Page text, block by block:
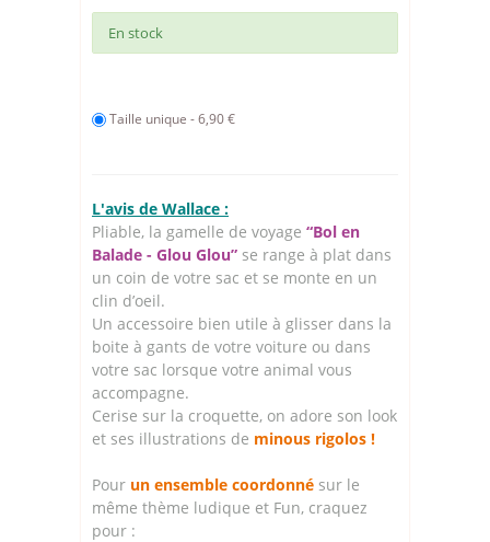
En stock
Taille unique - 6,90 €
L'avis de Wallace :
Pliable, la gamelle de voyage “Bol en
Balade - Glou Glou” se range à plat dans
un coin de votre sac et se monte en un
clin d’oeil.
Un accessoire bien utile à glisser dans la
boite à gants de votre voiture ou dans
votre sac lorsque votre animal vous
accompagne.
Cerise sur la croquette, on adore son look
et ses illustrations de minous rigolos !
Pour un ensemble coordonné sur le
même thème ludique et Fun, craquez
pour :